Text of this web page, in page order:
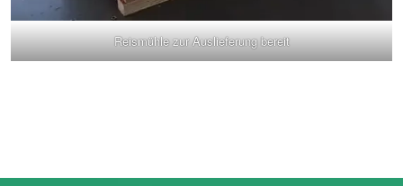
Reismühle zur Auslieferung bereit